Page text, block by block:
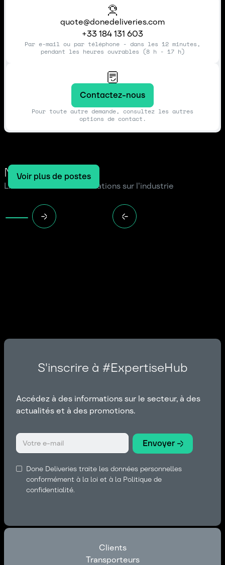
quote@donedeliveries.com
+33 184 131 603
Par e-mail ou par téléphone - dans les 12 minutes,
pendant les heures ouvrables (8 h - 17 h)
Contactez-nous
Pour toute autre demande, consultez les autres
options de contact.
Notre blog
Lire les dernières informations sur l'industrie
Voir plus de postes
S'inscrire à #ExpertiseHub
Accédez à des informations sur le secteur, à des
actualités et à des promotions.
Done Deliveries traite les données personnelles
conformément à la loi et à la Politique de
confidentialité.
Clients
Clients
Transporteurs